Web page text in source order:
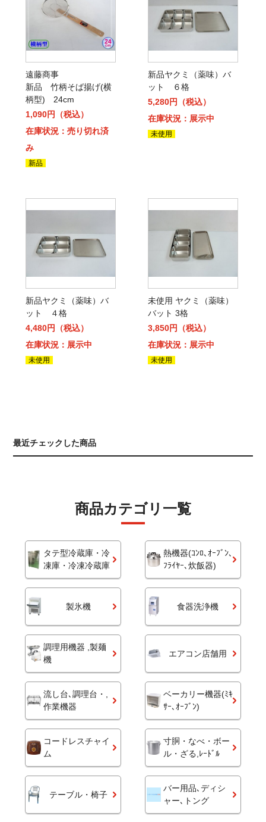
遠藤商事
新品 竹柄そば揚げ(横
柄型) 24cm
1,090円（税込）
在庫状況：売り切れ済
み
新品
新品ヤクミ（薬味）バ
ット ６格
5,280円（税込）
在庫状況：展示中
未使用
新品ヤクミ（薬味）バ
ット ４格
4,480円（税込）
在庫状況：展示中
未使用
未使用 ヤクミ（薬味）
バット 3格
3,850円（税込）
在庫状況：展示中
未使用
最近チェックした商品
商品カテゴリ一覧
タテ型冷蔵庫・冷
凍庫・冷凍冷蔵庫
熱機器(ｺﾝﾛ､ｵｰﾌﾞﾝ､
ﾌﾗｲﾔｰ､炊飯器)
製氷機 食器洗浄機
調理用機器 ,製麺
機
エアコン店舗用
流し台､調理台・,
作業機器
ベーカリー機器(ﾐｷ
ｻｰ､ｵｰﾌﾞﾝ)
コードレスチャイ
ム
寸胴・なべ・ボー
ル・ざる,ﾚｰﾄﾞﾙ
テーブル・椅子
バー用品､ディシ
ャー､トング